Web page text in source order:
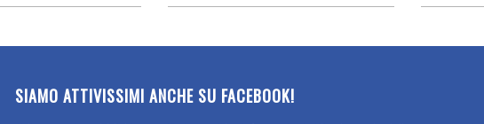
SIAMO ATTIVISSIMI ANCHE SU FACEBOOK!